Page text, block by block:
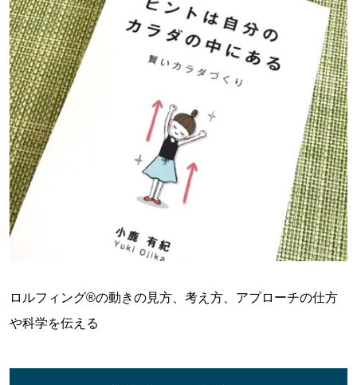
ロルフィング®︎の動きの見方、考え方、アプローチの仕方
や科学を伝える